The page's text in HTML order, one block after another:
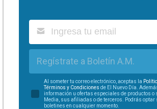
Regístrate a Boletín A.M.
Al someter tu correo electrónico, aceptas la
Términos y Condiciones de El Nuevo Día.
información u ofertas especiales de productos o
Media, sus afiliadas o de terceros. Podrás optar
boletines en cualquier momento.